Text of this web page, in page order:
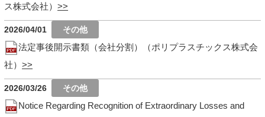
ス株式会社）
2026/04/01
法定事後開示書類（会社分割）（ポリプラスチックス株式会
社）
2026/03/26
Notice Regarding Recognition of Extraordinary Losses and